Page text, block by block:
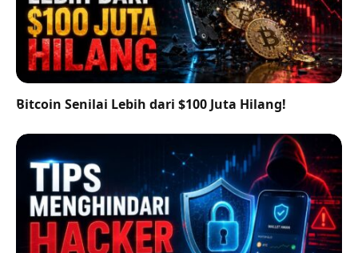
Bitcoin Senilai Lebih dari $100 Juta Hilang!